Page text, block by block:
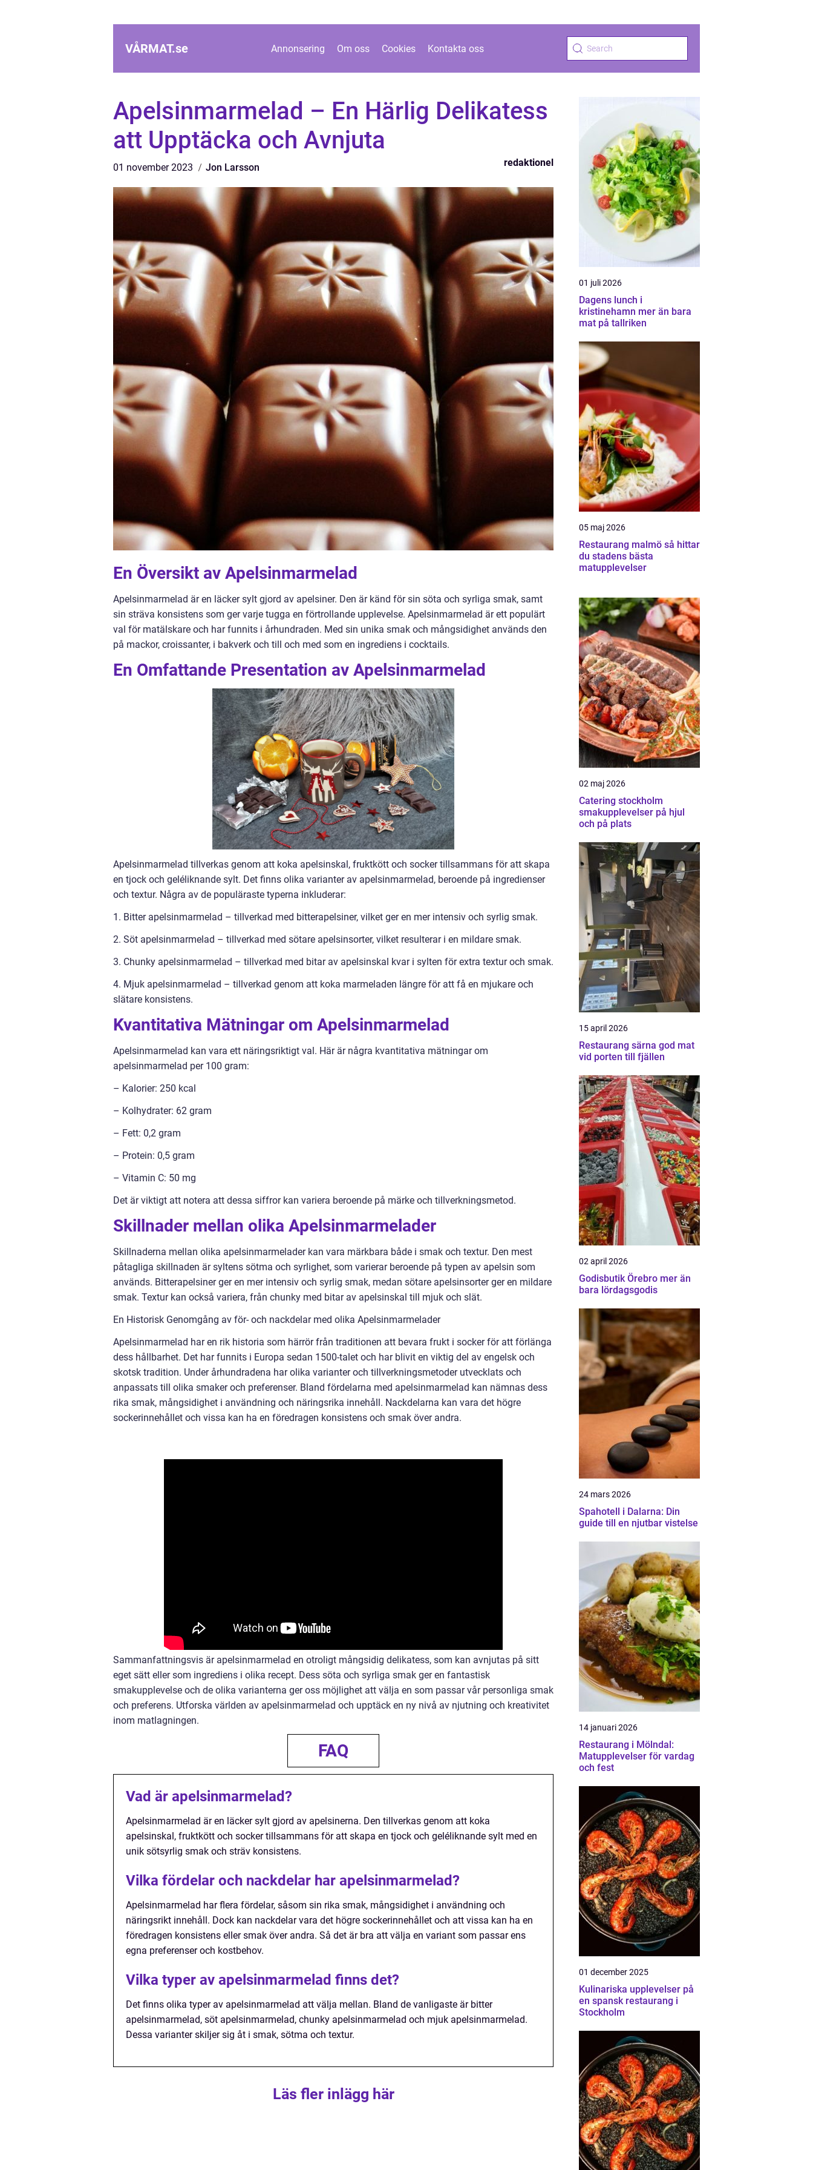
VÅRMAT.se Annonsering Om oss Cookies Kontakta oss
Apelsinmarmelad – En Härlig Delikatess
att Upptäcka och Avnjuta
01 november 2023 Jon Larsson redaktionel
En Översikt av Apelsinmarmelad
Apelsinmarmelad är en läcker sylt gjord av apelsiner. Den är känd för sin söta och syrliga smak, samt
sin sträva konsistens som ger varje tugga en förtrollande upplevelse. Apelsinmarmelad är ett populärt
val för matälskare och har funnits i århundraden. Med sin unika smak och mångsidighet används den
på mackor, croissanter, i bakverk och till och med som en ingrediens i cocktails.
En Omfattande Presentation av Apelsinmarmelad
Apelsinmarmelad tillverkas genom att koka apelsinskal, fruktkött och socker tillsammans för att skapa
en tjock och geléliknande sylt. Det finns olika varianter av apelsinmarmelad, beroende på ingredienser
och textur. Några av de populäraste typerna inkluderar:
1. Bitter apelsinmarmelad – tillverkad med bitterapelsiner, vilket ger en mer intensiv och syrlig smak.
2. Söt apelsinmarmelad – tillverkad med sötare apelsinsorter, vilket resulterar i en mildare smak.
3. Chunky apelsinmarmelad – tillverkad med bitar av apelsinskal kvar i sylten för extra textur och smak.
4. Mjuk apelsinmarmelad – tillverkad genom att koka marmeladen längre för att få en mjukare och
slätare konsistens.
Kvantitativa Mätningar om Apelsinmarmelad
Apelsinmarmelad kan vara ett näringsriktigt val. Här är några kvantitativa mätningar om
apelsinmarmelad per 100 gram:
– Kalorier: 250 kcal
– Kolhydrater: 62 gram
– Fett: 0,2 gram
– Protein: 0,5 gram
– Vitamin C: 50 mg
Det är viktigt att notera att dessa siffror kan variera beroende på märke och tillverkningsmetod.
Skillnader mellan olika Apelsinmarmelader
Skillnaderna mellan olika apelsinmarmelader kan vara märkbara både i smak och textur. Den mest
påtagliga skillnaden är syltens sötma och syrlighet, som varierar beroende på typen av apelsin som
används. Bitterapelsiner ger en mer intensiv och syrlig smak, medan sötare apelsinsorter ger en mildare
smak. Textur kan också variera, från chunky med bitar av apelsinskal till mjuk och slät.
En Historisk Genomgång av för- och nackdelar med olika Apelsinmarmelader
Apelsinmarmelad har en rik historia som härrör från traditionen att bevara frukt i socker för att förlänga
dess hållbarhet. Det har funnits i Europa sedan 1500-talet och har blivit en viktig del av engelsk och
skotsk tradition. Under århundradena har olika varianter och tillverkningsmetoder utvecklats och
anpassats till olika smaker och preferenser. Bland fördelarna med apelsinmarmelad kan nämnas dess
rika smak, mångsidighet i användning och näringsrika innehåll. Nackdelarna kan vara det högre
sockerinnehållet och vissa kan ha en föredragen konsistens och smak över andra.
Sammanfattningsvis är apelsinmarmelad en otroligt mångsidig delikatess, som kan avnjutas på sitt
eget sätt eller som ingrediens i olika recept. Dess söta och syrliga smak ger en fantastisk
smakupplevelse och de olika varianterna ger oss möjlighet att välja en som passar vår personliga smak
och preferens. Utforska världen av apelsinmarmelad och upptäck en ny nivå av njutning och kreativitet
inom matlagningen.
FAQ
Vad är apelsinmarmelad?
Apelsinmarmelad är en läcker sylt gjord av apelsinerna. Den tillverkas genom att koka
apelsinskal, fruktkött och socker tillsammans för att skapa en tjock och geléliknande sylt med en
unik sötsyrlig smak och sträv konsistens.
Vilka fördelar och nackdelar har apelsinmarmelad?
Apelsinmarmelad har flera fördelar, såsom sin rika smak, mångsidighet i användning och
näringsrikt innehåll. Dock kan nackdelar vara det högre sockerinnehållet och att vissa kan ha en
föredragen konsistens eller smak över andra. Så det är bra att välja en variant som passar ens
egna preferenser och kostbehov.
Vilka typer av apelsinmarmelad finns det?
Det finns olika typer av apelsinmarmelad att välja mellan. Bland de vanligaste är bitter
apelsinmarmelad, söt apelsinmarmelad, chunky apelsinmarmelad och mjuk apelsinmarmelad.
Dessa varianter skiljer sig åt i smak, sötma och textur.
Läs fler inlägg här
01 juli 2026
Dagens lunch i
kristinehamn mer än bara
mat på tallriken
05 maj 2026
Restaurang malmö så hittar
du stadens bästa
matupplevelser
02 maj 2026
Catering stockholm
smakupplevelser på hjul
och på plats
15 april 2026
Restaurang särna god mat
vid porten till fjällen
02 april 2026
Godisbutik Örebro mer än
bara lördagsgodis
24 mars 2026
Spahotell i Dalarna: Din
guide till en njutbar vistelse
14 januari 2026
Restaurang i Mölndal:
Matupplevelser för vardag
och fest
01 december 2025
Kulinariska upplevelser på
en spansk restaurang i
Stockholm